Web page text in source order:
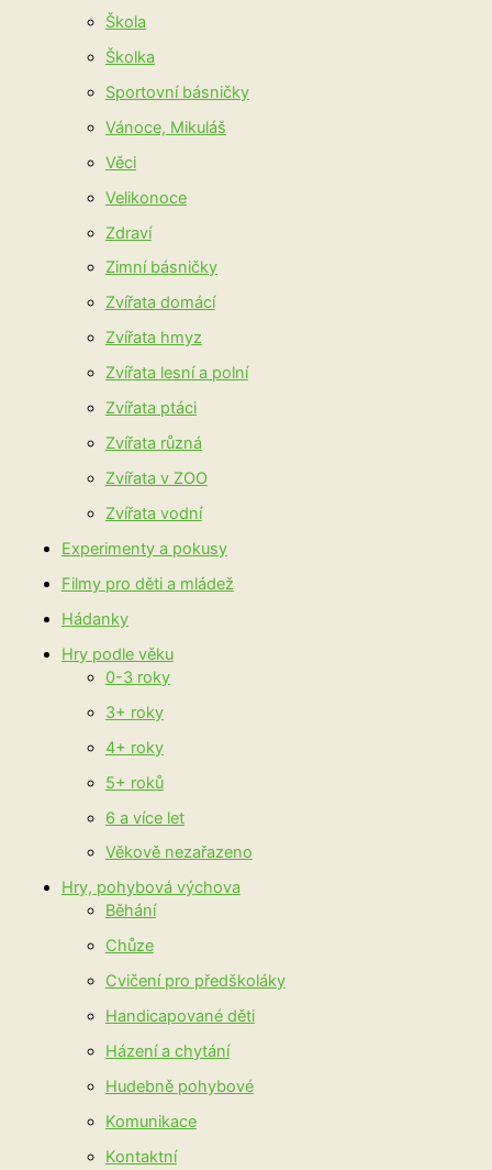
Škola
Školka
Sportovní básničky
Vánoce, Mikuláš
Věci
Velikonoce
Zdraví
Zimní básničky
Zvířata domácí
Zvířata hmyz
Zvířata lesní a polní
Zvířata ptáci
Zvířata různá
Zvířata v ZOO
Zvířata vodní
Experimenty a pokusy
Filmy pro děti a mládež
Hádanky
Hry podle věku
0-3 roky
3+ roky
4+ roky
5+ roků
6 a více let
Věkově nezařazeno
Hry, pohybová výchova
Běhání
Chůze
Cvičení pro předškoláky
Handicapované děti
Házení a chytání
Hudebně pohybové
Komunikace
Kontaktní